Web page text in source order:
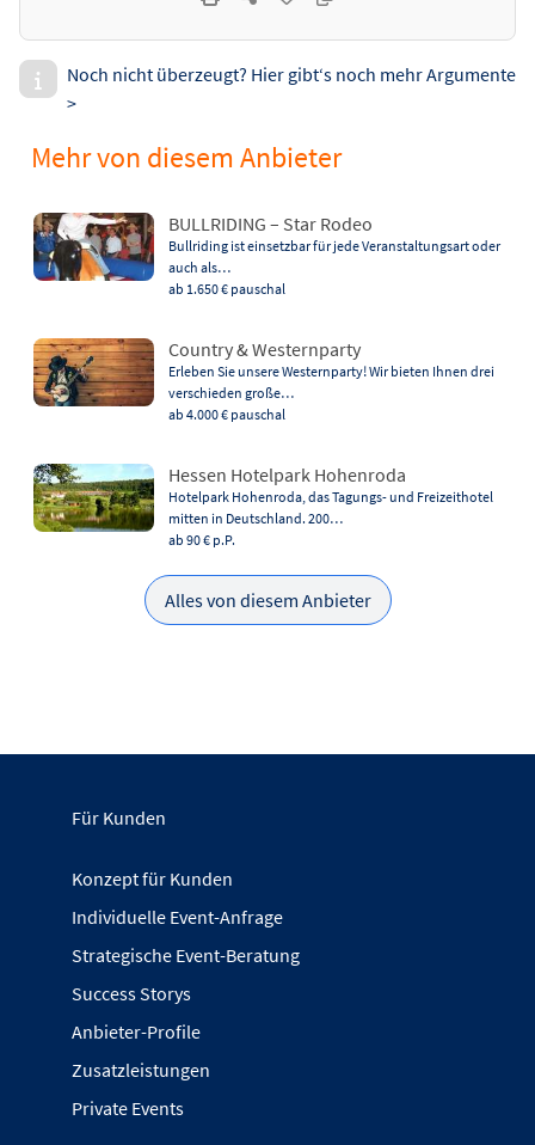
Noch nicht überzeugt? Hier gibt‘s noch mehr Argumente
>
Mehr von diesem Anbieter
BULLRIDING – Star Rodeo
Bullriding ist einsetzbar für jede Veranstaltungsart oder
auch als…
ab 1.650 € pauschal
Country & Westernparty
Erleben Sie unsere Westernparty! Wir bieten Ihnen drei
verschieden große…
ab 4.000 € pauschal
Hessen Hotelpark Hohenroda
Hotelpark Hohenroda, das Tagungs- und Freizeithotel
mitten in Deutschland. 200…
ab 90 € p.P.
Alles von diesem Anbieter
Für Kunden
Konzept für Kunden
Individuelle Event-Anfrage
Strategische Event-Beratung
Success Storys
Anbieter-Profile
Zusatzleistungen
Private Events